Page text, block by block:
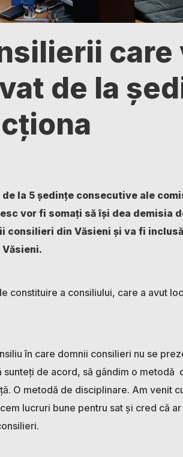
care
de la
la 5 ședințe consecutive ale
vor fi somați să își dea demisia
consilieri din Văsieni și va fi
constituire a consiliului, care a avut
în care domnii consilieri nu se
sunteți de acord, să gândim o metodă
O metodă de disciplinare. Am venit
lucruri bune pentru sat și cred că